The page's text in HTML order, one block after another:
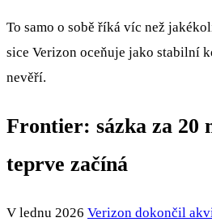
To samo o sobě říká víc než
sice Verizon oceňuje jako stabilní
nevěří.
Frontier: sázka za 20
teprve začíná
V lednu 2026 Verizon dokončil